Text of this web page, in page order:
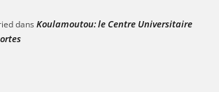
dans Koulamoutou: le Centre Universitaire